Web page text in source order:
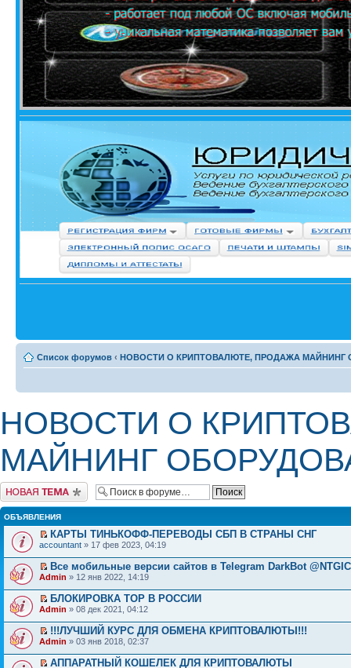
Список форумов ‹ НОВОСТИ О КРИПТОВАЛЮТЕ, ПРОДАЖА МАЙНИНГ
НОВОСТИ О
МАЙНИНГ
Начать новую тему
ОБЪЯВЛЕНИЯ
КАРТЫ ТИНЬКОФФ-ПЕРЕВОДЫ СБП В СТРАНЫ СНГ
accountant » 17 фев 2023, 04:19
Все мобильные версии сайтов в Telegram DarkBot
Admin » 12 янв 2022, 14:19
БЛОКИРОВКА ТОР В РОССИИ
Admin » 08 дек 2021, 04:12
!!!ЛУЧШИЙ КУРС ДЛЯ ОБМЕНА КРИПТОВАЛЮТЫ!!!
Admin » 03 янв 2018, 02:37
АППАРАТНЫЙ КОШЕЛЕК ДЛЯ КРИПТОВАЛЮТЫ